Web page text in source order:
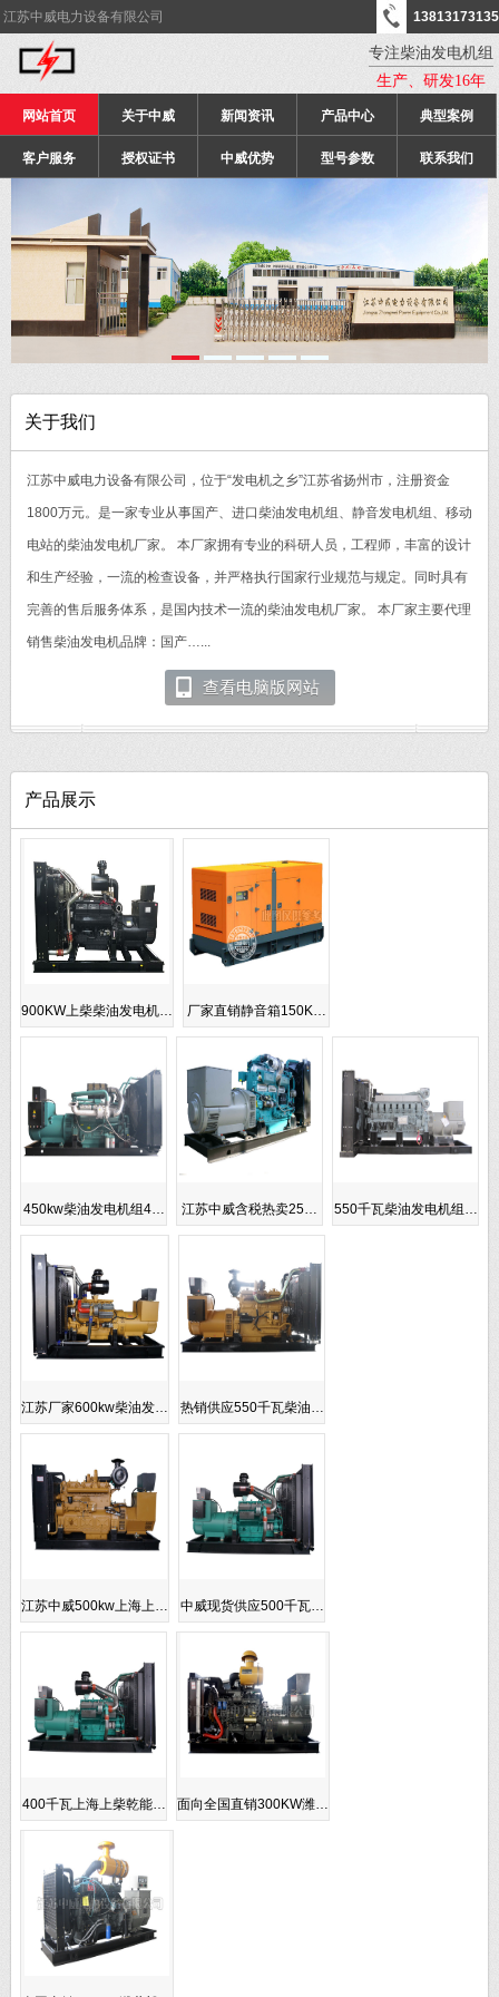
江苏中威电力设备有限公司 13813173135
专注柴油发电机组
生产、研发16年
网站首页 关于中威 新闻资讯 产品中心 典型案例
客户服务 授权证书 中威优势 型号参数 联系我们
关于我们
江苏中威电力设备有限公司，位于“发电机之乡”江苏省扬州市，注册资金
1800万元。是一家专业从事国产、进口柴油发电机组、静音发电机组、移动
电站的柴油发电机厂家。 本厂家拥有专业的科研人员，工程师，丰富的设计
和生产经验，一流的检查设备，并严格执行国家行业规范与规定。同时具有
完善的售后服务体系，是国内技术一流的柴油发电机厂家。 本厂家主要代理
销售柴油发电机品牌：国产…...
查看电脑版网站
产品展示
900KW上柴柴油发电机… 厂家直销静音箱150K…
450kw柴油发电机组4… 江苏中威含税热卖25… 550千瓦柴油发电机组…
江苏厂家600kw柴油发… 热销供应550千瓦柴油…
江苏中威500kw上海上… 中威现货供应500千瓦…
400千瓦上海上柴乾能… 面向全国直销300KW潍…